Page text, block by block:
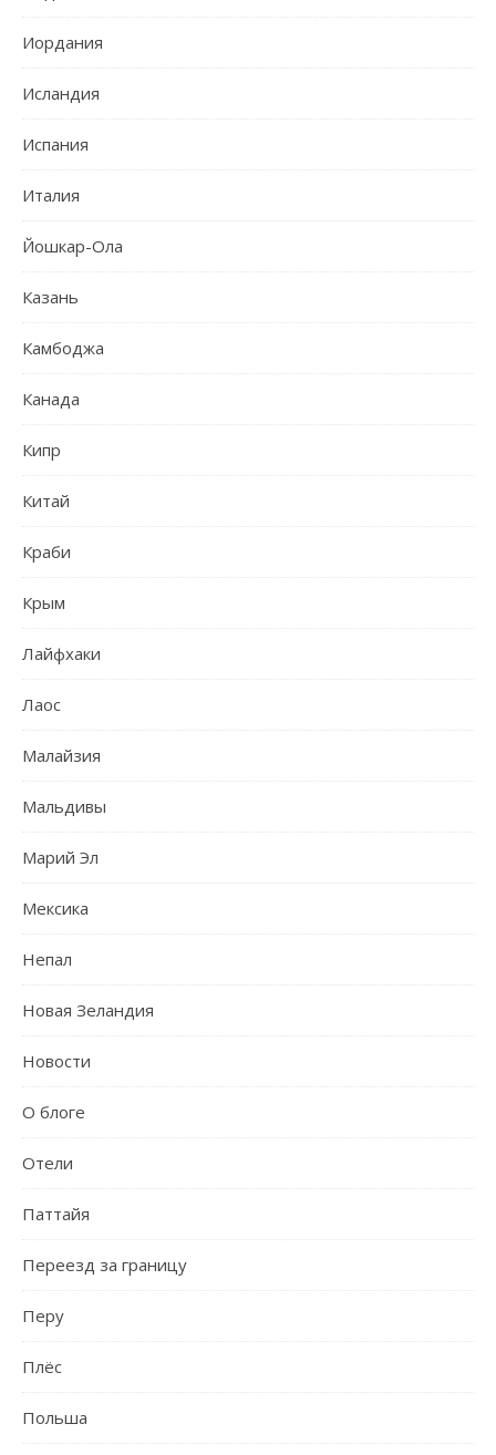
Иордания
Исландия
Испания
Италия
Йошкар-Ола
Казань
Камбоджа
Канада
Кипр
Китай
Краби
Крым
Лайфхаки
Лаос
Малайзия
Мальдивы
Марий Эл
Мексика
Непал
Новая Зеландия
Новости
О блоге
Отели
Паттайя
Переезд за границу
Перу
Плёс
Польша